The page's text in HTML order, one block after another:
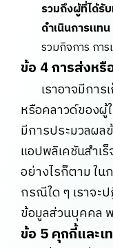
รวมถึงผู้ที่ได้รั
ดำเนินการแทน
รวมกิจการ กา
ข้อ 4 การส่งหรื
เราอาจมีกา
หรือคลาวด์ของผู้
มีการประมวลผล
แอปพลิเคชันสำเ
อย่างไรก็ตาม ใน
กรณีใด ๆ เราจ
ข้อมูลส่วนบุคคล
ข้อ 5 คุกกี้และเ